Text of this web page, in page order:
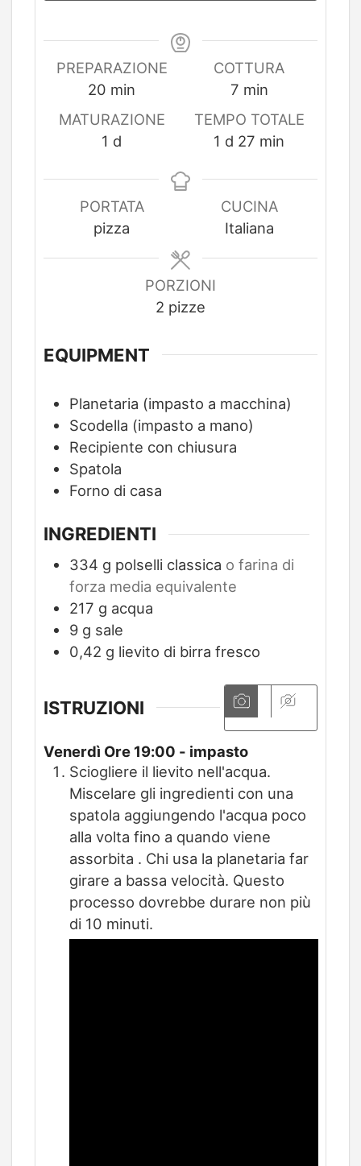
PREPARAZIONE
20 minuti
min
COTTURA
7minuti
min
MATURAZIONE
1 day
d
TEMPO TOTALE
1 day
d 27 minuti
min
PORTATA
pizza
CUCINA
Italiana
PORZIONI
2 pizze
EQUIPMENT
Planetaria (impasto a macchina)
Scodella (impasto a mano)
Recipiente con chiusura
Spatola
Forno di casa
INGREDIENTI
334 g polselli classica o farina di
forza media equivalente
217 g acqua
9 g sale
0,42 g lievito di birra fresco
ISTRUZIONI
Venerdì Ore 19:00 - impasto
Sciogliere il lievito nell'acqua.
Miscelare gli ingredienti con una
spatola aggiungendo l'acqua poco
alla volta fino a quando viene
assorbita . Chi usa la planetaria far
girare a bassa velocità. Questo
processo dovrebbe durare non più
di 10 minuti.